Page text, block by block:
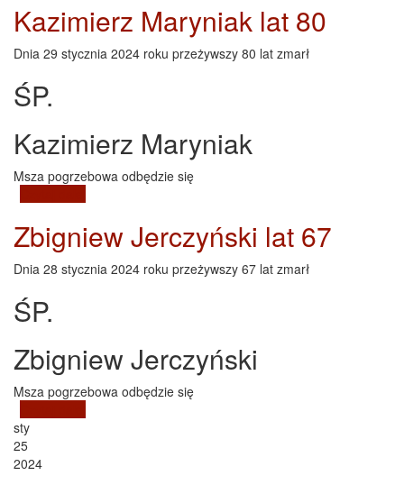
Kazimierz Maryniak lat 80
Dnia 29 stycznia 2024 roku przeżywszy 80 lat zmarł
ŚP.
Kazimierz Maryniak
Msza pogrzebowa odbędzie się
Zbigniew Jerczyński lat 67
Dnia 28 stycznia 2024 roku przeżywszy 67 lat zmarł
ŚP.
Zbigniew Jerczyński
Msza pogrzebowa odbędzie się
sty
25
2024